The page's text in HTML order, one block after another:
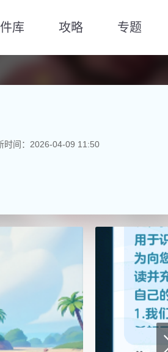
库 攻略 专题
时间：2026-04-09 11:50